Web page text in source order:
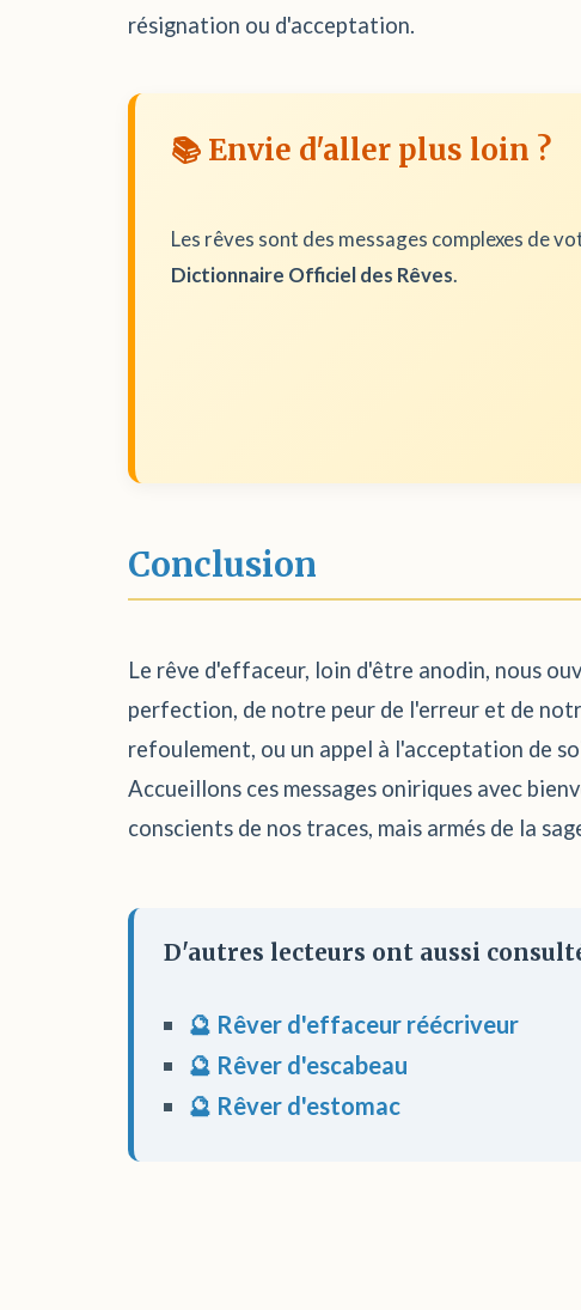
résignation ou d'acceptation.
📚 Envie d'aller plus loin ?
Les rêves sont des messages complexes de
Dictionnaire Officiel des Rêves.
Conclusion
Le rêve d'effaceur, loin d'être anodin, nous
perfection, de notre peur de l'erreur et de
refoulement, ou un appel à l'acceptation de
Accueillons ces messages oniriques avec
conscients de nos traces, mais armés de la
D'autres lecteurs ont aussi
🔮 Rêver d'effaceur réécriveur
🔮 Rêver d'escabeau
🔮 Rêver d'estomac